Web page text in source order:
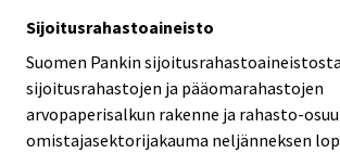
Sijoitusrahastoaineisto
Suomen Pankin
sijoitusrahastojen ja pääomarahastojen
arvopaperisalkun rakenne ja rahasto-
omistajasektorijakauma neljänneksen